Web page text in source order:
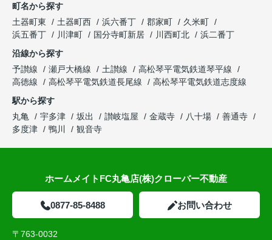
町名から探す
土器町東
土器町西 浜六番丁 郡家町
久米町
浜五番丁
川津町 国分寺町新居 川西町北
浜二番丁
沿線から探す
予讃線
瀬戸大橋線 土讃線
高松琴平電気鉄道琴平線
高徳線
高松琴平電気鉄道長尾線
高松琴平電気鉄道志度線
駅から探す
丸亀
宇多津 坂出 讃岐塩屋 金蔵寺 八十場
善通寺
多度津
鴨川 観音寺
ホームメイトFC丸亀店(株)クローバー不動産
0877-85-8488 お問い合わせ
〒763-0032